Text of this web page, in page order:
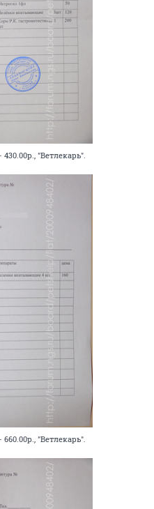
"Ветлекарь".
"Ветлекарь".